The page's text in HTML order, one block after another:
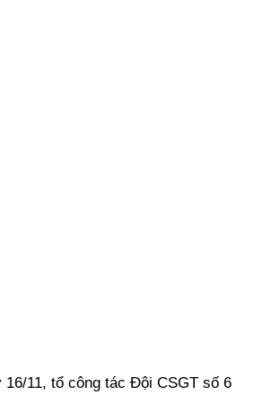
16/11, tổ công tác Đội CSGT số 6